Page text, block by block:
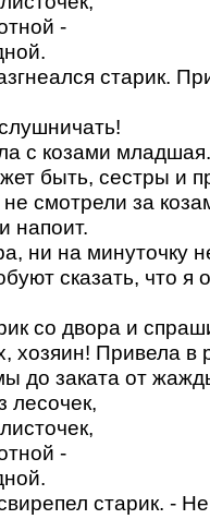
-
старик.
с козами младшая.
быть, сестры и
смотрели за
напоит.
ни на минуточку
сказать, что я
со двора и
Привела в
до заката от
лесочек,
-
старик. -